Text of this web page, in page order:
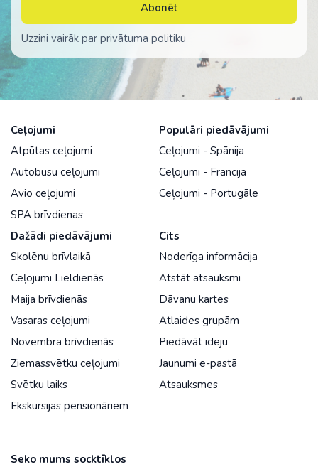
Abonēt
Uzzini vairāk par privātuma politiku
Ceļojumi
Atpūtas ceļojumi
Autobusu ceļojumi
Avio ceļojumi
SPA brīvdienas
Populāri piedāvājumi
Ceļojumi - Spānija
Ceļojumi - Francija
Ceļojumi - Portugāle
Dažādi piedāvājumi
Skolēnu brīvlaikā
Ceļojumi Lieldienās
Maija brīvdienās
Vasaras ceļojumi
Novembra brīvdienās
Ziemassvētku ceļojumi
Svētku laiks
Ekskursijas pensionāriem
Cits
Noderīga informācija
Atstāt atsauksmi
Dāvanu kartes
Atlaides grupām
Piedāvāt ideju
Jaunumi e-pastā
Atsauksmes
Seko mums socktīklos